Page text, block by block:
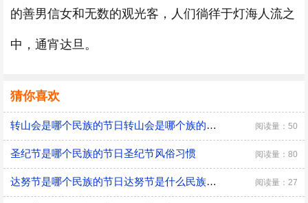
的善男信女和无数的观光客，人们徜徉于灯海人流之
中，通宵达旦。
猜你喜欢
转山会是哪个民族的节日转山会是哪个族的节日 阅读量：50
圣纪节是哪个民族的节日圣纪节风俗习惯 阅读量：80
达努节是哪个民族的节日达努节是什么民族的节日 阅读量：27